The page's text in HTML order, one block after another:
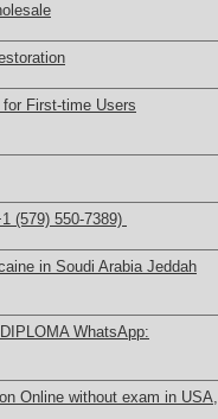
First-time Users
(579) 550-7389)
in Soudi Arabia Jeddah
WhatsApp:
Online without exam in USA,